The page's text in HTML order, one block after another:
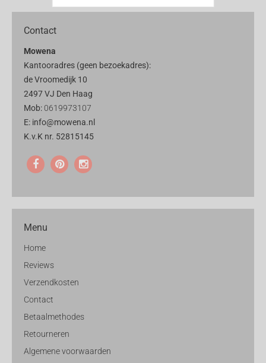
Contact
Mowena
Kantooradres (geen bezoekadres):
de Vroomedijk 10
2497 VJ Den Haag
Mob: 0619973107
E: info@mowena.nl
K.v.K nr. 52815145
Menu
Home
Reviews
Verzendkosten
Contact
Betaalmethodes
Retourneren
Algemene voorwaarden